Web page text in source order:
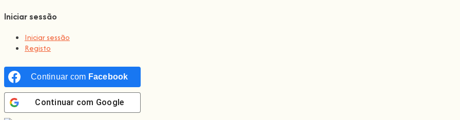
Iniciar sessão
Iniciar sessão
Registo
Continuar com Facebook
Continuar com Google